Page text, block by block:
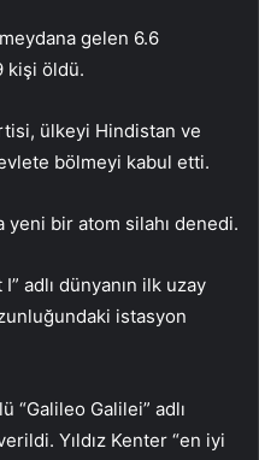
gelen 6.6
kişi öldü.
ülkeyi Hindistan ve
bölmeyi kabul etti.
yeni bir atom silahı denedi.
adlı dünyanın ilk uzay
istasyon
“Galileo Galilei” adlı
Yıldız Kenter “en iyi